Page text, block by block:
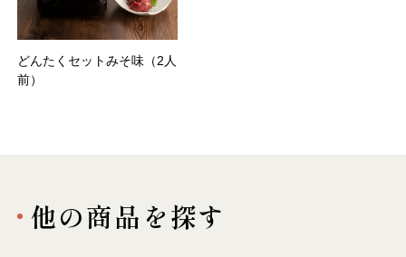
どんたくセットみそ味（2人
前）
他の商品を探す